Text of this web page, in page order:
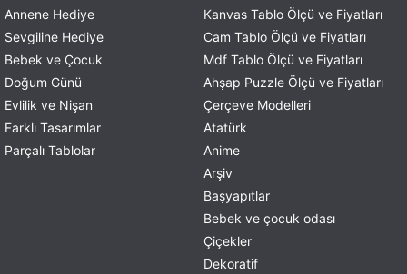
Annene Hediye
Sevgiline Hediye
Bebek ve Çocuk
Doğum Günü
Evlilik ve Nişan
Farklı Tasarımlar
Parçalı Tablolar
Kanvas Tablo Ölçü ve Fiyatları
Cam Tablo Ölçü ve Fiyatları
Mdf Tablo Ölçü ve Fiyatları
Ahşap Puzzle Ölçü ve Fiyatları
Çerçeve Modelleri
Atatürk
Anime
Arşiv
Başyapıtlar
Bebek ve çocuk odası
Çiçekler
Dekoratif